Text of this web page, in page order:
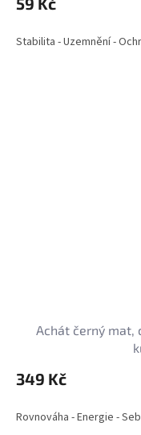
Stabilita - Uzemnění -
Achát černý mat,
349 Kč
Rovnováha - Energie -